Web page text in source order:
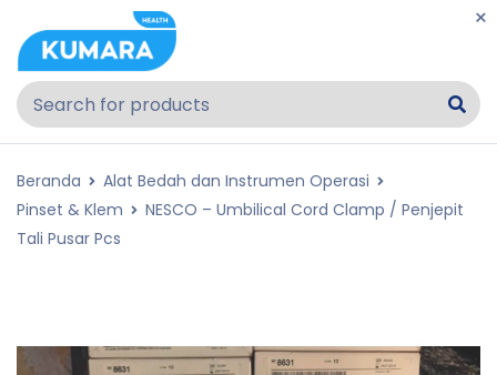
Beranda
Alat Bedah dan Instrumen Operasi
Pinset & Klem
NESCO – Umbilical Cord Clamp / Penjepit
Tali Pusar Pcs